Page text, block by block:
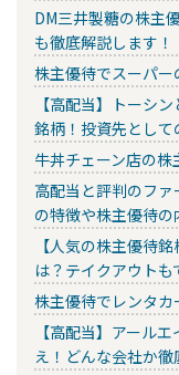
DM三井製糖の株主
も徹底解説します！
株主優待でスーパ
【高配当】トーシ
銘柄！投資先として
牛丼チェーン店の株
高配当と評判のフ
の特徴や株主優待
【人気の株主優待
は？テイクアウトも
株主優待でレンタ
【高配当】アール
え！どんな会社か徹